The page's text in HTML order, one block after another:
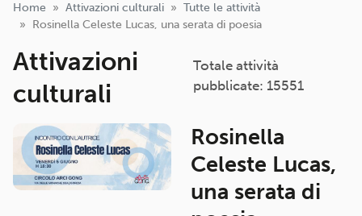
Home Attivazioni culturali
Tutte le attività
Rosinella Celeste Lucas, una serata di poesia
Attivazioni
culturali
Totale attività
pubblicate: 15551
Rosinella
Celeste Lucas,
una serata di